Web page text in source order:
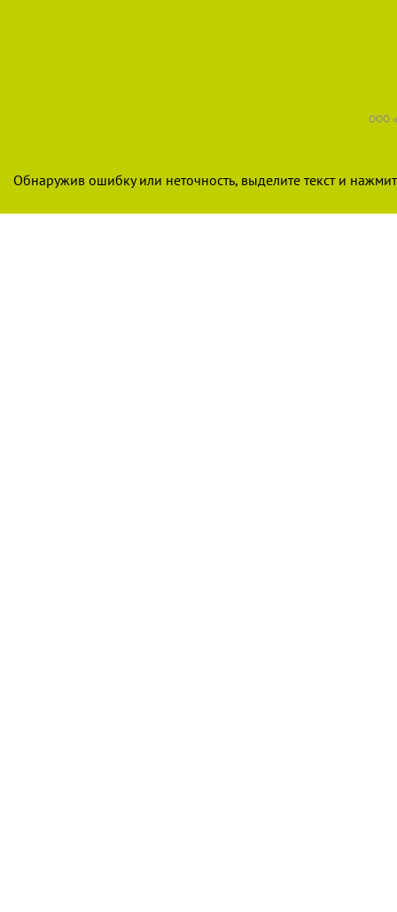
ООО
Обнаружив ошибку или неточность, выделите текст и